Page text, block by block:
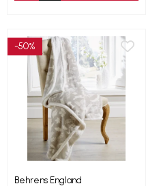
-50%
Behrens England